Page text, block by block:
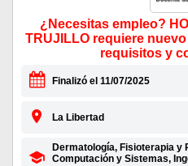
¿Necesitas empleo?
TRUJILLO requiere
requisitos y
Finalizó el 11/07/2025
La Libertad
Dermatología, Fisioterapia y
Computación y Sistemas,